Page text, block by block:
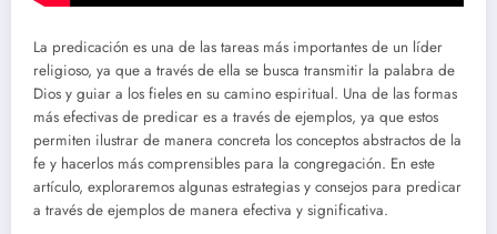
La predicación es una de las tareas más importantes de un líder
religioso, ya que a través de ella se busca transmitir la palabra de
Dios y guiar a los fieles en su camino espiritual. Una de las formas
más efectivas de predicar es a través de ejemplos, ya que estos
permiten ilustrar de manera concreta los conceptos abstractos de la
fe y hacerlos más comprensibles para la congregación. En este
artículo, exploraremos algunas estrategias y consejos para predicar
a través de ejemplos de manera efectiva y significativa.